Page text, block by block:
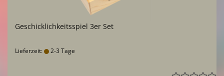
Geschicklichkeitsspiel 3er Set
Lieferzeit: 2-3 Tage